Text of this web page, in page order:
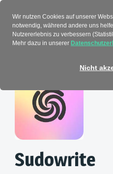
Sudowrite
Wir nutzen Cookies auf unserer
notwendig, während andere uns
Nutzererlebnis zu verbessern
Mehr dazu in unserer
Nicht